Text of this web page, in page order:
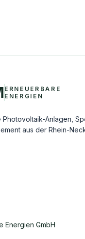
ERNEUERBARE
ENERGIEN
Anlagen,
aus der Rhein-
Energien GmbH